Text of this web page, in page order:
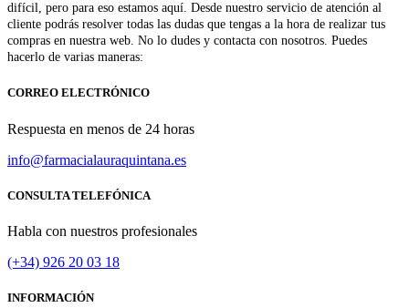
difícil, pero para eso estamos aquí. Desde nuestro servicio de atención al
cliente podrás resolver todas las dudas que tengas a la hora de realizar tus
compras en nuestra web. No lo dudes y contacta con nosotros. Puedes
hacerlo de varias maneras:
CORREO ELECTRÓNICO
Respuesta en menos de 24 horas
info@farmacialauraquintana.es
CONSULTA TELEFÓNICA
Habla con nuestros profesionales
(+34) 926 20 03 18
INFORMACIÓN